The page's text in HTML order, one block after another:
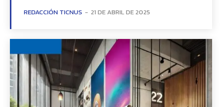
REDACCIÓN TICNUS - 21 DE ABRIL DE 2025